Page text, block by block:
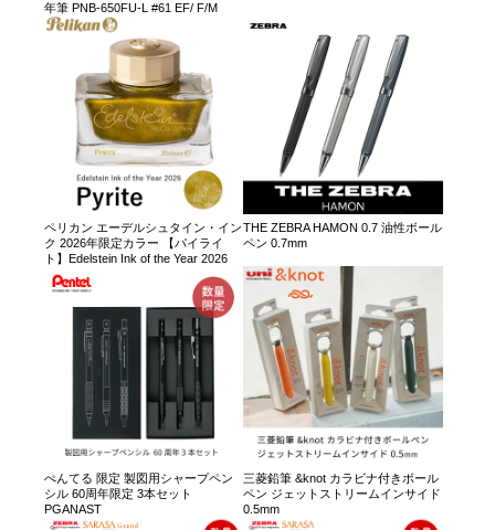
年筆 PNB-650FU-L #61 EF/ F/M
ペリカン エーデルシュタイン・イン
ク 2026年限定カラー 【パイライ
ト】Edelstein Ink of the Year 2026
THE ZEBRA HAMON 0.7 油性ボール
ペン 0.7mm
ぺんてる 限定 製図用シャープペン
シル 60周年限定 3本セット
PGANAST
三菱鉛筆 &knot カラビナ付きボール
ペン ジェットストリームインサイド
0.5mm